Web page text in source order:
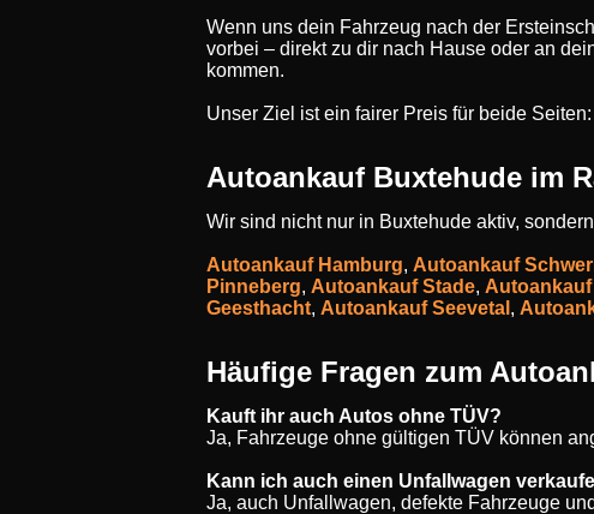
Wenn uns dein Fahrzeug nach der
vorbei – direkt zu dir nach Hause oder an
kommen.
Unser Ziel ist ein fairer Preis für beide
Autoankauf Buxtehude im
Wir sind nicht nur in Buxtehude aktiv,
Autoankauf Hamburg, Autoankauf
Pinneberg, Autoankauf Stade,
Geesthacht, Autoankauf Seevetal ,
Häufige Fragen zum
Kauft ihr auch Autos ohne TÜV?
Ja, Fahrzeuge ohne gültigen TÜV können
Kann ich auch einen Unfallwagen
Ja, auch Unfallwagen, defekte Fahrzeuge